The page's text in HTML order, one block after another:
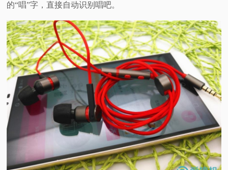
的“唱”字，直接自动识别唱吧。